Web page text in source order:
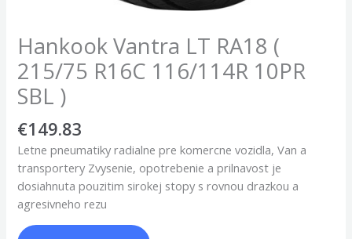
Hankook Vantra LT RA18 (
215/75 R16C 116/114R 10PR
SBL )
€149.83
Letne pneumatiky radialne pre komercne vozidla, Van a
transportery Zvysenie, opotrebenie a prilnavost je
dosiahnuta pouzitim sirokej stopy s rovnou drazkou a
agresivneho rezu